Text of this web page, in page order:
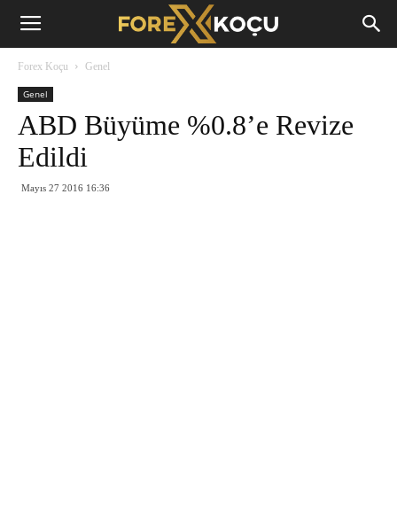
Forex
Forex Koçu Genel
Genel
ABD Büyüme %0.8’e Revize
Edildi
Mayıs 27 2016 16:36